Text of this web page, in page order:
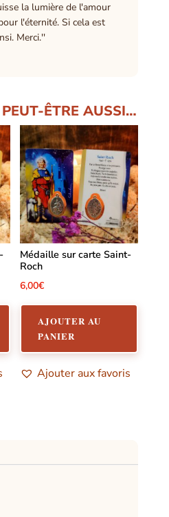
la lumière de l'amour
l'éternité. Si cela est
Merci.''
ÊTRE AUSSI…
Médaille sur carte Saint-
Roch
6,00€
AJOUTER AU
PANIER
Ajouter aux favoris